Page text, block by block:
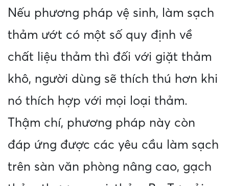
Nếu phương pháp vệ sinh, làm sạch
thảm ướt có một số quy định về
chất liệu thảm thì đối với giặt thảm
khô, người dùng sẽ thích thú hơn khi
nó thích hợp với mọi loại thảm.
Thậm chí, phương pháp này còn
đáp ứng được các yêu cầu làm sạch
trên sàn văn phòng nâng cao, gạch